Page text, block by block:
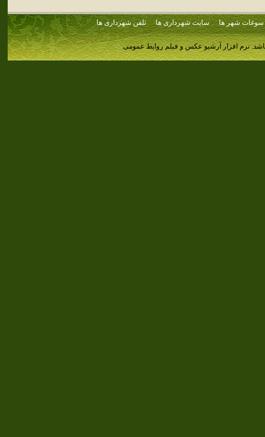
سوغات شهر ها سایت شهرداری ها تلفن شهرداری ها
نرم افزار آرشیو عکس و فیلم روابط عمومی